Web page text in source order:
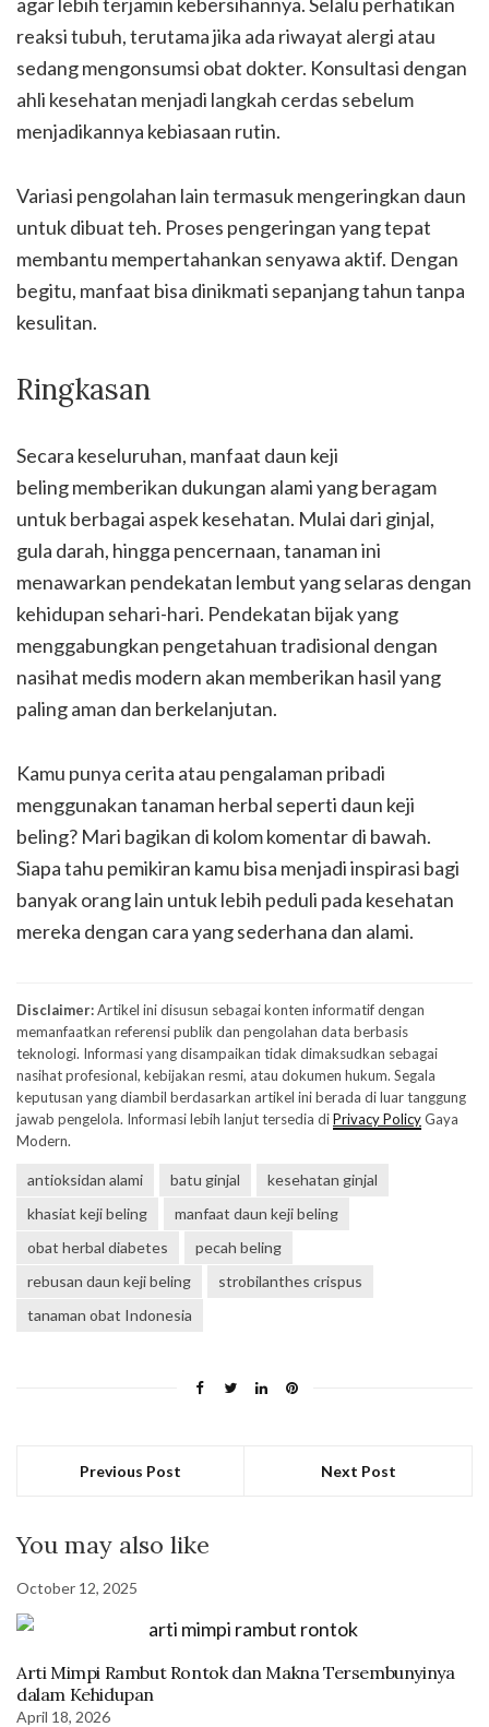
reaksi tubuh, terutama jika ada riwayat alergi atau
sedang mengonsumsi obat dokter. Konsultasi dengan
ahli kesehatan menjadi langkah cerdas sebelum
menjadikannya kebiasaan rutin.
Variasi pengolahan lain termasuk mengeringkan daun
untuk dibuat teh. Proses pengeringan yang tepat
membantu mempertahankan senyawa aktif. Dengan
begitu, manfaat bisa dinikmati sepanjang tahun tanpa
kesulitan.
Ringkasan
Secara keseluruhan, manfaat daun keji
beling memberikan dukungan alami yang beragam
untuk berbagai aspek kesehatan. Mulai dari ginjal,
gula darah, hingga pencernaan, tanaman ini
menawarkan pendekatan lembut yang selaras dengan
kehidupan sehari-hari. Pendekatan bijak yang
menggabungkan pengetahuan tradisional dengan
nasihat medis modern akan memberikan hasil yang
paling aman dan berkelanjutan.
Kamu punya cerita atau pengalaman pribadi
menggunakan tanaman herbal seperti daun keji
beling? Mari bagikan di kolom komentar di bawah.
Siapa tahu pemikiran kamu bisa menjadi inspirasi bagi
banyak orang lain untuk lebih peduli pada kesehatan
mereka dengan cara yang sederhana dan alami.
Disclaimer:Artikel ini disusun sebagai konten informatif dengan
memanfaatkan referensi publik dan pengolahan data berbasis
teknologi. Informasi yang disampaikan tidak dimaksudkan sebagai
nasihat profesional, kebijakan resmi, atau dokumen hukum. Segala
keputusan yang diambil berdasarkan artikel ini berada di luar tanggung
jawab pengelola. Informasi lebih lanjut tersedia diPrivacy PolicyGaya
Modern.
antioksidan alami batu ginjal
kesehatan ginjal
khasiat keji beling
manfaat daun keji beling
obat herbal diabetes
pecah beling
rebusan daun keji beling
strobilanthes crispus
tanaman obat Indonesia
Previous Post Next Post
You may also like
October 12, 2025
Arti Mimpi Rambut Rontok dan Makna Tersembunyinya
dalam Kehidupan
April 18, 2026